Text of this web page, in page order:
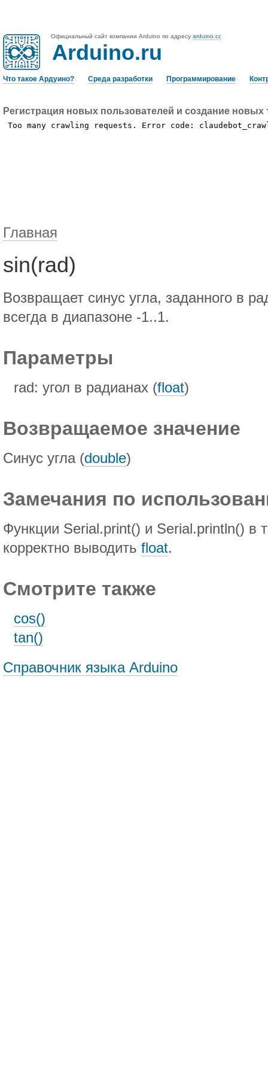
Официальный сайт компании Arduino по адресу arduino.cc
Arduino.ru
Что такое Ардуино? Среда разработки Программирование
Регистрация новых пользователей и создание
Главная
sin(rad)
Возвращает синус угла, заданного в
всегда в диапазоне -1..1.
Параметры
rad: угол в радианах (float)
Возвращаемое значение
Синус угла (double)
Замечания по
Функции Serial.print() и Serial.println() в
корректно выводить float.
Смотрите также
cos()
tan()
Справочник языка Arduino